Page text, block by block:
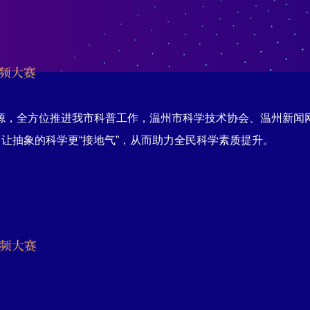
方位推进我市科普工作，温州市科学技术协会、温州新闻
抽象的科学更“接地气”，从而助力全民科学素质提升。